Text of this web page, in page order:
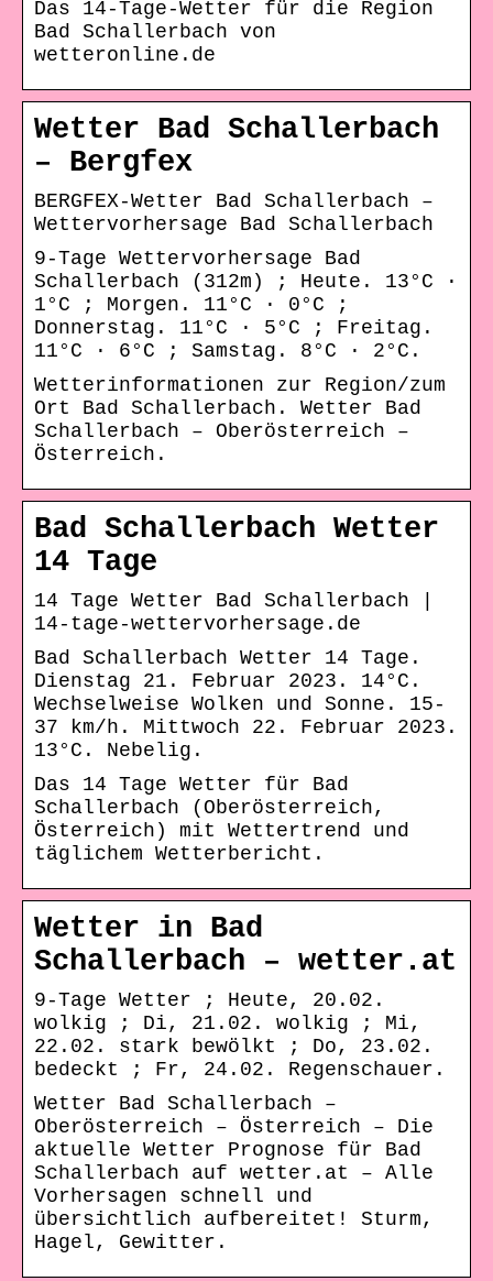
Das 14-Tage-Wetter für die Region
Bad Schallerbach von
wetteronline.de
Wetter Bad Schallerbach
– Bergfex
BERGFEX-Wetter Bad Schallerbach –
Wettervorhersage Bad Schallerbach
9-Tage Wettervorhersage Bad
Schallerbach (312m) ; Heute. 13°C ·
1°C ; Morgen. 11°C · 0°C ;
Donnerstag. 11°C · 5°C ; Freitag.
11°C · 6°C ; Samstag. 8°C · 2°C.
Wetterinformationen zur Region/zum
Ort Bad Schallerbach. Wetter Bad
Schallerbach – Oberösterreich –
Österreich.
Bad Schallerbach Wetter
14 Tage
14 Tage Wetter Bad Schallerbach |
14-tage-wettervorhersage.de
Bad Schallerbach Wetter 14 Tage.
Dienstag 21. Februar 2023. 14°C.
Wechselweise Wolken und Sonne. 15-
37 km/h. Mittwoch 22. Februar 2023.
13°C. Nebelig.
Das 14 Tage Wetter für Bad
Schallerbach (Oberösterreich,
Österreich) mit Wettertrend und
täglichem Wetterbericht.
Wetter in Bad
Schallerbach – wetter.at
9-Tage Wetter ; Heute, 20.02.
wolkig ; Di, 21.02. wolkig ; Mi,
22.02. stark bewölkt ; Do, 23.02.
bedeckt ; Fr, 24.02. Regenschauer.
Wetter Bad Schallerbach –
Oberösterreich – Österreich – Die
aktuelle Wetter Prognose für Bad
Schallerbach auf wetter.at – Alle
Vorhersagen schnell und
übersichtlich aufbereitet! Sturm,
Hagel, Gewitter.